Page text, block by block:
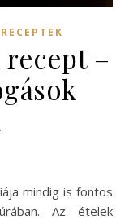
–
Az ételek